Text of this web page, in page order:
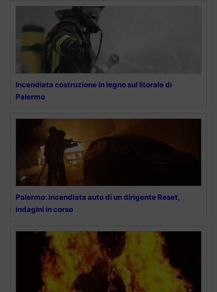
Incendiata costruzione in legno sul litorale di
Palermo
Palermo: incendiata auto di un dirigente Reset,
indagini in corso